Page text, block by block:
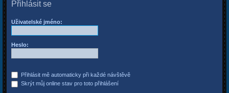
Přihlásit se
Uživatelské jméno:
Heslo:
Přihlásit mě automaticky při každé návštěvě
Skrýt můj online stav pro toto přihlášení